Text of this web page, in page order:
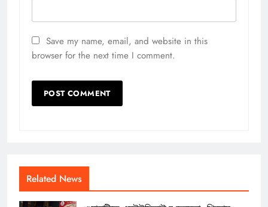
Save my name, email, and website in this
browser for the next time I comment.
Related News